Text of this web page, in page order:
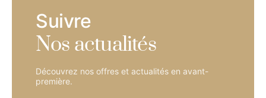
Suivre
Nos actualités
Découvrez nos offres et actualités en avant-
première.